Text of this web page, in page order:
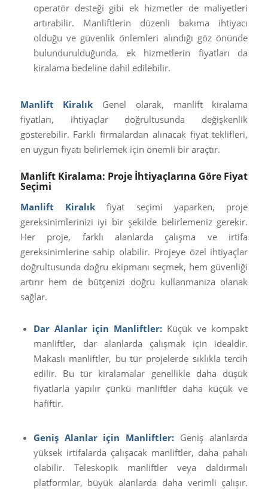
operatör desteği gibi ek hizmetler de maliyetleri
artırabilir. Manliftlerin düzenli bakıma ihtiyacı
olduğu ve güvenlik önlemleri alındığı göz önünde
bulundurulduğunda, ek hizmetlerin fiyatları da
kiralama bedeline dahil edilebilir.
Manlift Kiralık Genel olarak, manlift kiralama
fiyatları, ihtiyaçlar doğrultusunda değişkenlik
gösterebilir. Farklı firmalardan alınacak fiyat teklifleri,
en uygun fiyatı belirlemek için önemli bir araçtır.
Manlift Kiralama: Proje İhtiyaçlarına Göre Fiyat
Seçimi
Manlift Kiralıkfiyat seçimi yaparken, proje
gereksinimlerinizi iyi bir şekilde belirlemeniz gerekir.
Her proje, farklı alanlarda çalışma ve irtifa
gereksinimlerine sahip olabilir. Projeye özel ihtiyaçlar
doğrultusunda doğru ekipmanı seçmek, hem güvenliği
artırır hem de bütçenizi doğru kullanmanıza olanak
sağlar.
Dar Alanlar için Manliftler:Küçük ve kompakt
manliftler, dar alanlarda çalışmak için idealdir.
Makaslı manliftler, bu tür projelerde sıklıkla tercih
edilir. Bu tür kiralamalar genellikle daha düşük
fiyatlarla yapılır çünkü manliftler daha küçük ve
hafiftir.
Geniş Alanlar için Manliftler: Geniş alanlarda
yüksek irtifalarda çalışacak manliftler, daha pahalı
olabilir. Teleskopik manliftler veya daldırmalı
platformlar, büyük alanlarda daha verimli çalışır.